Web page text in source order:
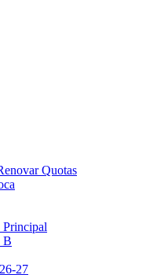
Quotas
Principal
B
27